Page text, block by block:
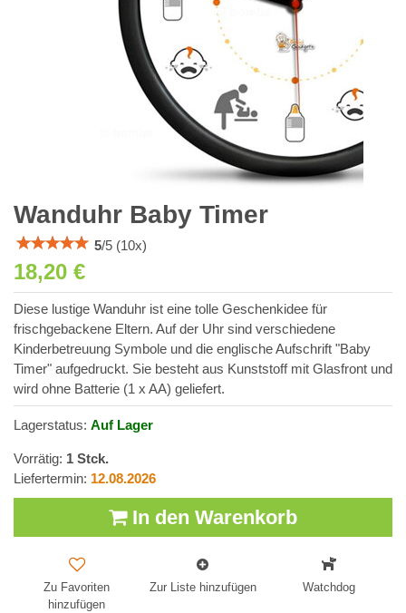
Wanduhr Baby Timer
5/5 (10x)
18,20 €
Diese lustige Wanduhr ist eine tolle Geschenkidee für
frischgebackene Eltern. Auf der Uhr sind verschiedene
Kinderbetreuung Symbole und die englische Aufschrift "Baby
Timer" aufgedruckt. Sie besteht aus Kunststoff mit Glasfront und
wird ohne Batterie (1 x AA) geliefert.
Lagerstatus: Auf Lager
Vorrätig: 1 Stck.
Liefertermin: 12.08.2026
In den Warenkorb
Zu Favoriten
hinzufügen
Zur Liste hinzufügen Watchdog